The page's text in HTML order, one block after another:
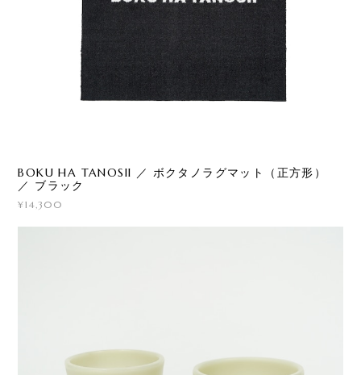
BOKU HA TANOSII ／ ボクタノラグマット（正方形）
／ ブラック
¥14,300